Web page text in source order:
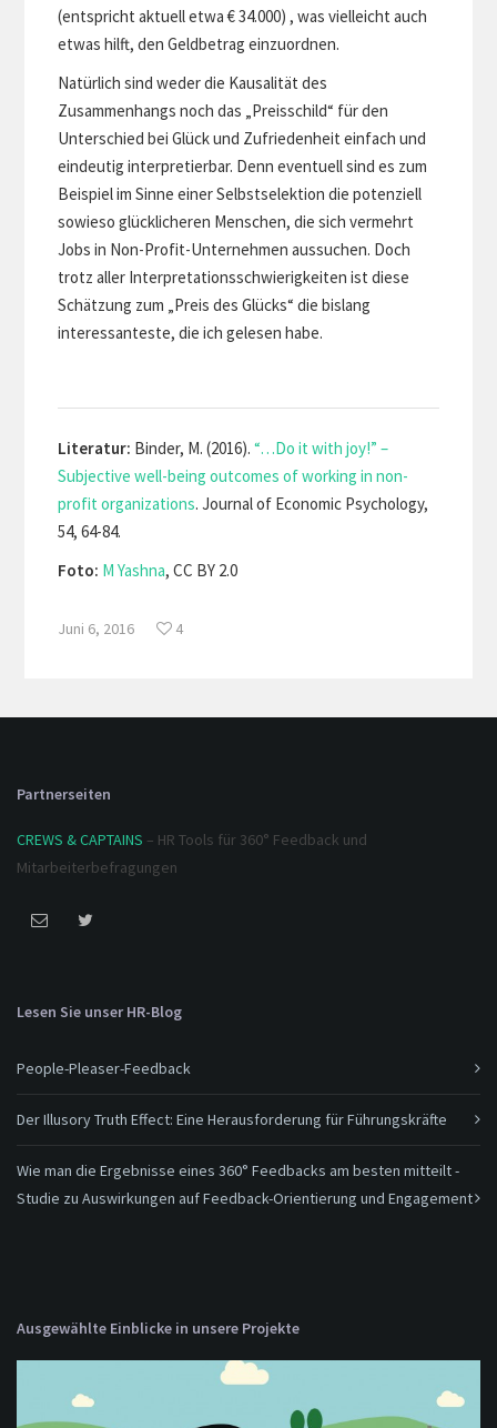
(entspricht aktuell etwa € 34.000) , was vielleicht auch
etwas hilft, den Geldbetrag einzuordnen.
Natürlich sind weder die Kausalität des
Zusammenhangs noch das „Preisschild“ für den
Unterschied bei Glück und Zufriedenheit einfach und
eindeutig interpretierbar. Denn eventuell sind es zum
Beispiel im Sinne einer Selbstselektion die potenziell
sowieso glücklicheren Menschen, die sich vermehrt
Jobs in Non-Profit-Unternehmen aussuchen. Doch
trotz aller Interpretationsschwierigkeiten ist diese
Schätzung zum „Preis des Glücks“ die bislang
interessanteste, die ich gelesen habe.
Literatur: Binder, M. (2016).“…Do it with joy!” –
Subjective well-being outcomes of working in non-
profit organizations. Journal of Economic Psychology,
54, 64-84.
Foto: M Yashna, CC BY 2.0
Juni 6, 2016 4
Partnerseiten
CREWS & CAPTAINS – HR Tools für 360° Feedback und
Mitarbeiterbefragungen
Lesen Sie unser HR-Blog
People-Pleaser-Feedback
Der Illusory Truth Effect: Eine Herausforderung für Führungskräfte
Wie man die Ergebnisse eines 360° Feedbacks am besten mitteilt -
Studie zu Auswirkungen auf Feedback-Orientierung und Engagement
Ausgewählte Einblicke in unsere Projekte